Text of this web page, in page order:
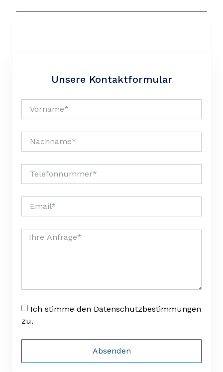
Unsere Kontaktformular
Ich stimme den Datenschutzbestimmungen
zu.
Absenden